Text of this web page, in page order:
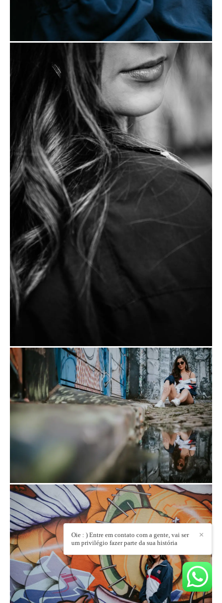
✕
Oie : ) Entre em contato com a gente, vai ser
um privilégio fazer parte da sua história